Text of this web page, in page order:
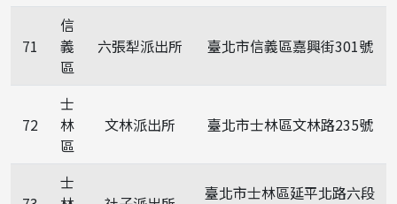
71
信
義
區
六張犁派出所 臺北市信義區嘉興街301號
72
士
林
區
文林派出所 臺北市士林區文林路235號
士
臺北市士林區延平北路六段